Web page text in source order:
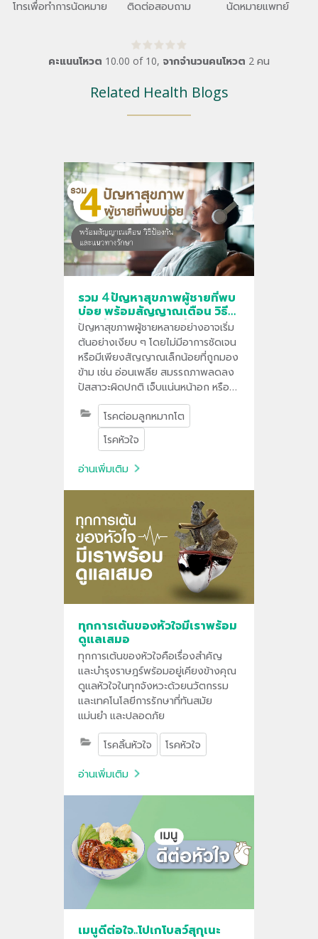
โทรเพื่อทำการนัดหมาย ติดต่อสอบถาม นัดหมายแพทย์
คะแนนโหวต 10.00 of 10, จากจำนวนคนโหวต 2 คน
Related Health Blogs
รวม 4 ปัญหาสุขภาพผู้ชายที่พบ
บ่อย พร้อมสัญญาณเตือน วิธี
ป้องกัน และแนวทางรักษา
ปัญหาสุขภาพผู้ชายหลายอย่างอาจเริ่ม
ต้นอย่างเงียบ ๆ โดยไม่มีอาการชัดเจน
หรือมีเพียงสัญญาณเล็กน้อยที่ถูกมอง
ข้าม เช่น อ่อนเพลีย สมรรถภาพลดลง
ปัสสาวะผิดปกติ เจ็บแน่นหน้าอก หรือ
น้ำหนักลดโดยไม่ทราบสาเหตุ
โรคต่อมลูกหมากโต
โรคหัวใจ
อ่านเพิ่มเติม
ทุกการเต้นของหัวใจมีเราพร้อม
ดูแลเสมอ
ทุกการเต้นของหัวใจคือเรื่องสำคัญ
และบำรุงราษฎร์พร้อมอยู่เคียงข้างคุณ
ดูแลหัวใจในทุกจังหวะด้วยนวัตกรรม
และเทคโนโลยีการรักษาที่ทันสมัย
แม่นยำ และปลอดภัย
โรคลิ้นหัวใจ โรคหัวใจ
อ่านเพิ่มเติม
เมนูดีต่อใจ..โปเกโบลว์สุกุเนะ